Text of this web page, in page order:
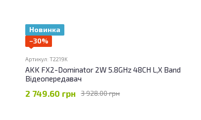
Новинка
−30%
Артикул: T2219K
AKK FX2-Dominator 2W 5.8GHz 48CH L,X Band
Відеопередавач
3 928.00 грн
2 749.60 грн